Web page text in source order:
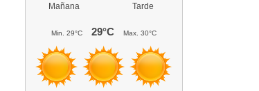
Mañana Tarde
Min. 29°C 29°C Max. 30°C